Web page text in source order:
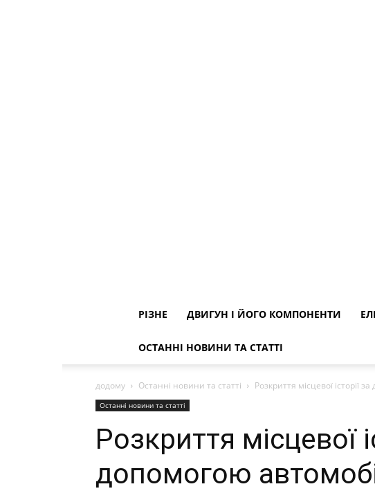
РІЗНЕ ДВИГУН І ЙОГО КОМПОНЕНТИ
ОСТАННІ НОВИНИ ТА СТАТТІ
додому Останні новини та статті Розкриття місцевої історії
Останні новини та статті
Розкриття місцевої
допомогою